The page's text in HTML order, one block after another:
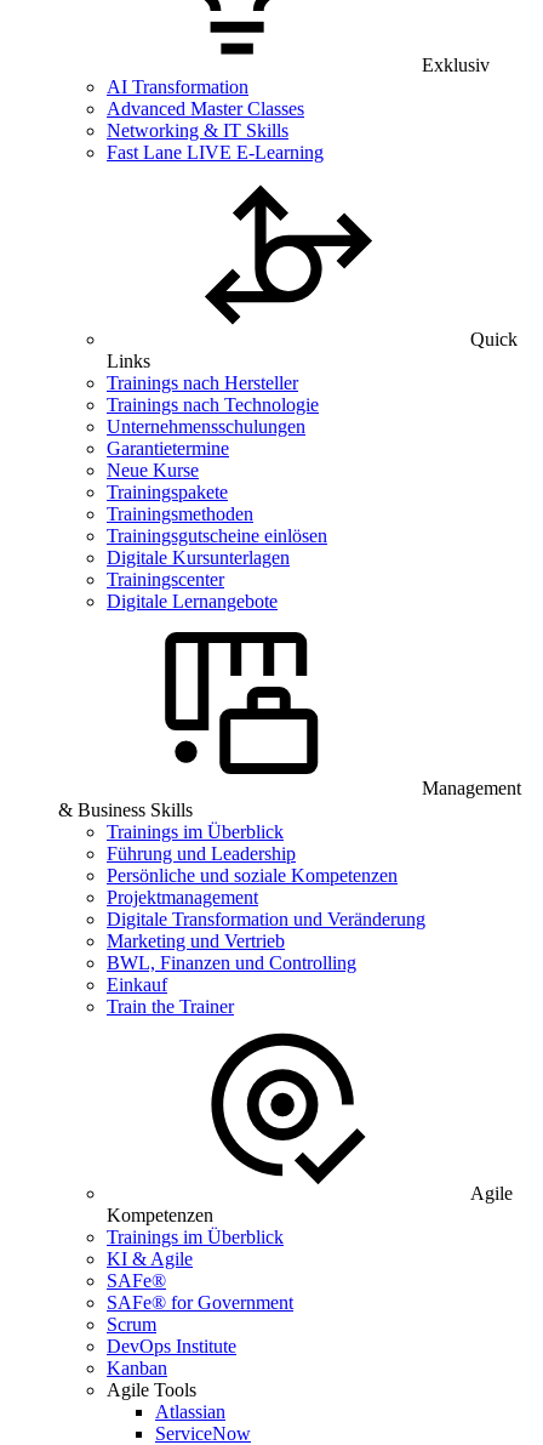
Exklusiv
AI Transformation
Advanced Master Classes
Networking & IT Skills
Fast Lane LIVE E-Learning
Quick
Links
Trainings nach Hersteller
Trainings nach Technologie
Unternehmensschulungen
Garantietermine
Neue Kurse
Trainingspakete
Trainingsmethoden
Trainingsgutscheine einlösen
Digitale Kursunterlagen
Trainingscenter
Digitale Lernangebote
Management
& Business Skills
Trainings im Überblick
Führung und Leadership
Persönliche und soziale Kompetenzen
Projektmanagement
Digitale Transformation und Veränderung
Marketing und Vertrieb
BWL, Finanzen und Controlling
Einkauf
Train the Trainer
Agile
Kompetenzen
Trainings im Überblick
KI & Agile
SAFe®
SAFe® for Government
Scrum
DevOps Institute
Kanban
Agile Tools
Atlassian
ServiceNow